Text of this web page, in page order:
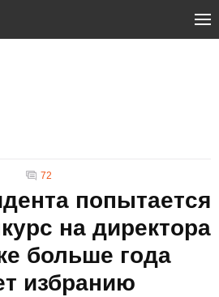
72
попытается
на директора
больше года
избранию